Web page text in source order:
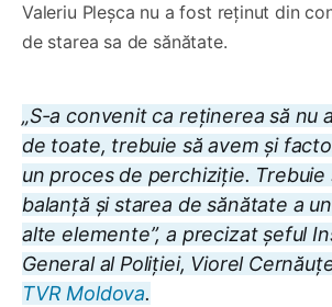
Valeriu Pleșca nu a fost reținut din
de starea sa de sănătate.
„S-a convenit ca reținerea să nu
de toate, trebuie să avem și
un proces de perchiziție. Trebuie
balanță și starea de sănătate a
alte elemente”, a precizat șeful
General al Poliției, Viorel
TVR Moldova.